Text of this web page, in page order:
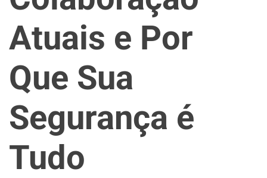
Atuais e Por
Que Sua
Segurança é
Tudo